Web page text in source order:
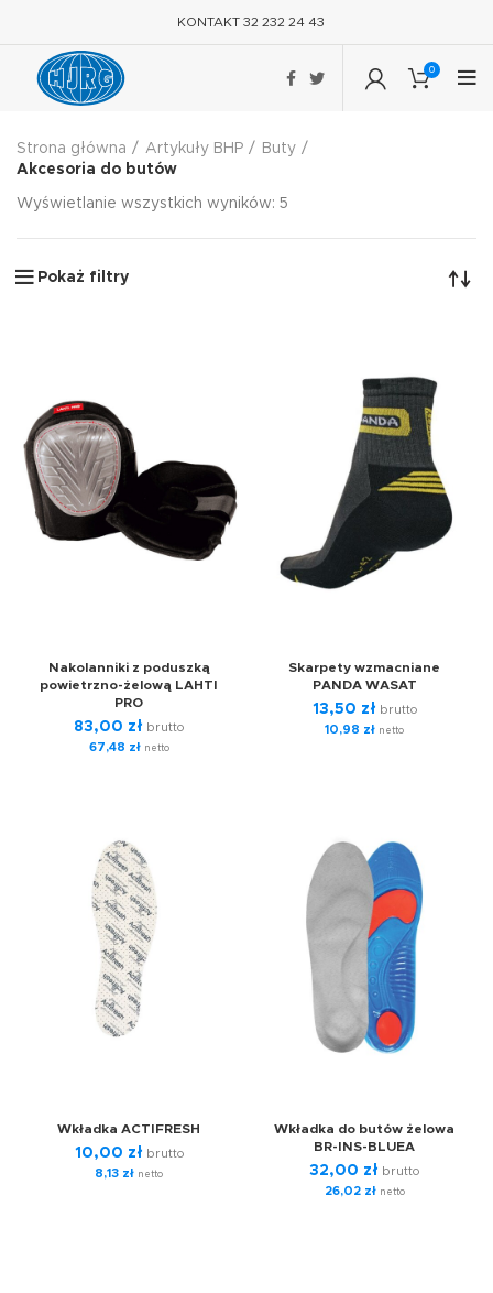
KONTAKT 32 232 24 43
0
Strona główna Artykuły BHP
Buty
Akcesoria do butów
Wyświetlanie wszystkich wyników: 5
Pokaż filtry
Nakolanniki z poduszką
powietrzno-żelową LAHTI
PRO
83,00 zł brutto
67,48 złnetto
Skarpety wzmacniane
PANDA WASAT
13,50 zł brutto
10,98 zł netto
Wkładka ACTIFRESH
10,00 zł brutto
8,13 zł netto
Wkładka do butów żelowa
BR-INS-BLUEA
32,00 zł brutto
26,02 złnetto